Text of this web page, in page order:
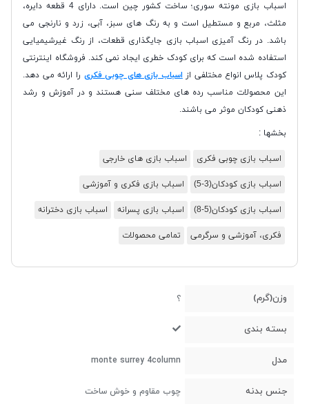
اسباب بازی مونته سوری؛ ساخت کشور چین است. دارای 4 قطعه دایره،
مثلث، مربع و مستطیل است و به رنگ های سبز، آبی، زرد و نارنجی می
باشد. در رنگ آمیزی اسباب بازی جایگذاری قطعات، از رنگ غیرشیمیایی
استفاده شده است که برای کودک خطری ایجاد نمی کند. فروشگاه اینترنتی
کودک پلاس انواع مختلفی ازاسباب بازی های چوبی فکری را ارائه می دهد.
این محصولات مناسب رده های مختلف سنی هستند و در آموزش و رشد
ذهنی کودکان موثر می باشند.
بخشها :
اسباب بازی چوبی فکری اسباب بازی های خارجی
اسباب بازی کودکان(3-5) اسباب بازی فکری و آموزشی
اسباب بازی کودکان(5-8) اسباب بازی پسرانه اسباب بازی دخترانه
فکری، آموزشی و سرگرمی تمامی محصولات
وزن(گرم) ؟
بسته بندی
مدل monte surrey 4column
جنس بدنه چوب مقاوم و خوش ساخت